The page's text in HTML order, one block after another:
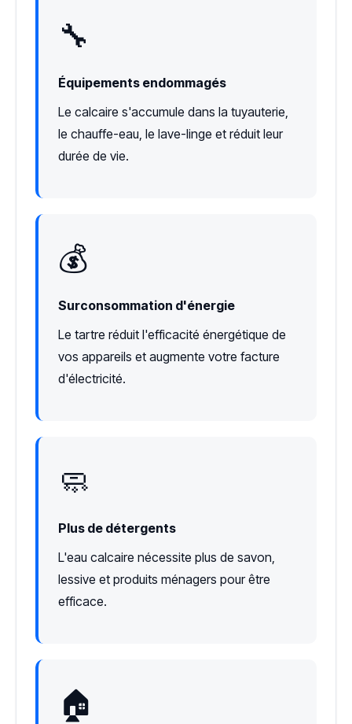
🔧
Équipements endommagés
Le calcaire s'accumule dans la tuyauterie,
le chauffe-eau, le lave-linge et réduit leur
durée de vie.
💰
Surconsommation d'énergie
Le tartre réduit l'efficacité énergétique de
vos appareils et augmente votre facture
d'électricité.
🧼
Plus de détergents
L'eau calcaire nécessite plus de savon,
lessive et produits ménagers pour être
efficace.
🏠